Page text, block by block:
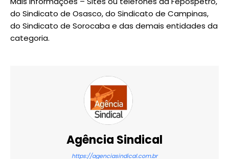
do Sindicato de Osasco, do Sindicato de Campinas,
do Sindicato de Sorocaba e das demais entidades da
categoria.
Agência Sindical
https://agenciasindical.com.br